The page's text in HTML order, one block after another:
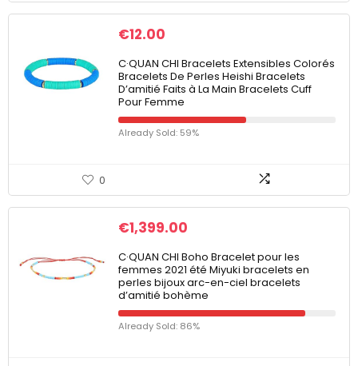
€12.00
C·QUAN CHI Bracelets Extensibles Colorés
Bracelets De Perles Heishi Bracelets
D’amitié Faits à La Main Bracelets Cuff
Pour Femme
Already Sold: 59%
0
€1,399.00
C·QUAN CHI Boho Bracelet pour les
femmes 2021 été Miyuki bracelets en
perles bijoux arc-en-ciel bracelets
d’amitié bohème
Already Sold: 86%